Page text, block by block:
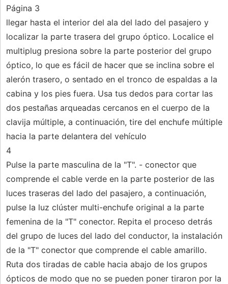
Página 3
llegar hasta el interior del ala del lado del pasajero y
localizar la parte trasera del grupo óptico. Localice el
multiplug presiona sobre la parte posterior del grupo
óptico, lo que es fácil de hacer que se inclina sobre el
alerón trasero, o sentado en el tronco de espaldas a la
cabina y los pies fuera. Usa tus dedos para cortar las
dos pestañas arqueadas cercanos en el cuerpo de la
clavija múltiple, a continuación, tire del enchufe múltiple
hacia la parte delantera del vehículo
4
Pulse la parte masculina de la "T". - conector que
comprende el cable verde en la parte posterior de las
luces traseras del lado del pasajero, a continuación,
pulse la luz clúster multi-enchufe original a la parte
femenina de la "T" conector. Repita el proceso detrás
del grupo de luces del lado del conductor, la instalación
de la "T" conector que comprende el cable amarillo.
Ruta dos tiradas de cable hacia abajo de los grupos
ópticos de modo que no se pueden poner tiraron por la